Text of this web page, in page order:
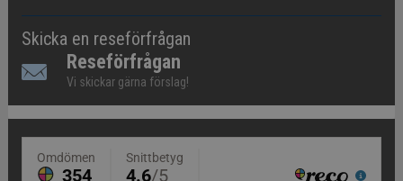
Skicka en reseförfrågan
Reseförfrågan
Vi skickar gärna förslag!